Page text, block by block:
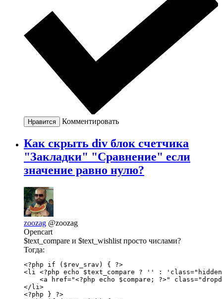
Нравится Комментировать
Как скрыть div блок счетчика
"Закладки" "Сравнение" если
значение равно нулю?
zoozag @zoozag
Opencart
$text_compare и $text_wishlist просто числами?
Тогда:
<?php if ($rev_srav) { ?>
<li <?php echo $text_compare ? '' :
<a href="<?php echo $compare; ?>"
</li>
<?php } ?>